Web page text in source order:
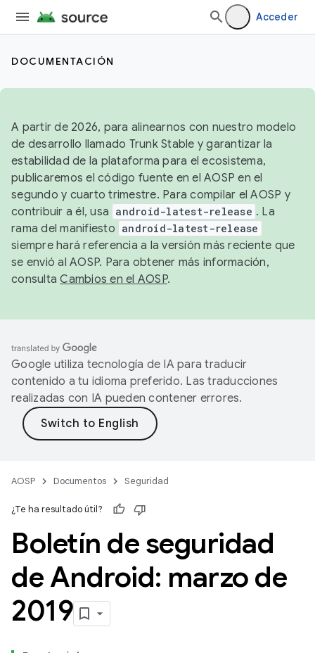
Acceder
DOCUMENTACIÓN
A partir de 2026, para alinearnos con nuestro modelo
de desarrollo llamado Trunk Stable y garantizar la
estabilidad de la plataforma para el ecosistema,
publicaremos el código fuente en el AOSP en el
segundo y cuarto trimestre. Para compilar el AOSP y
contribuir a él, usa android-latest-release . La
rama del manifiesto android-latest-release
siempre hará referencia a la versión más reciente que
se envió al AOSP. Para obtener más información,
consultaCambios en el AOSP.
Google utiliza tecnología de IA para traducir
contenido a tu idioma preferido. Las traducciones
realizadas con IA pueden contener errores.
AOSP Documentos Seguridad
¿Te ha resultado útil?
Boletín de seguridad
de Android: marzo de
2019